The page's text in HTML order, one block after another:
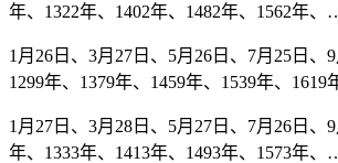
年、1322年、1402年、1482年、1562年
1月26日、3月27日、5月26日、7月25日、
1299年、1379年、1459年、1539年、
1月27日、3月28日、5月27日、7月26日、
年、1333年、1413年、1493年、1573年